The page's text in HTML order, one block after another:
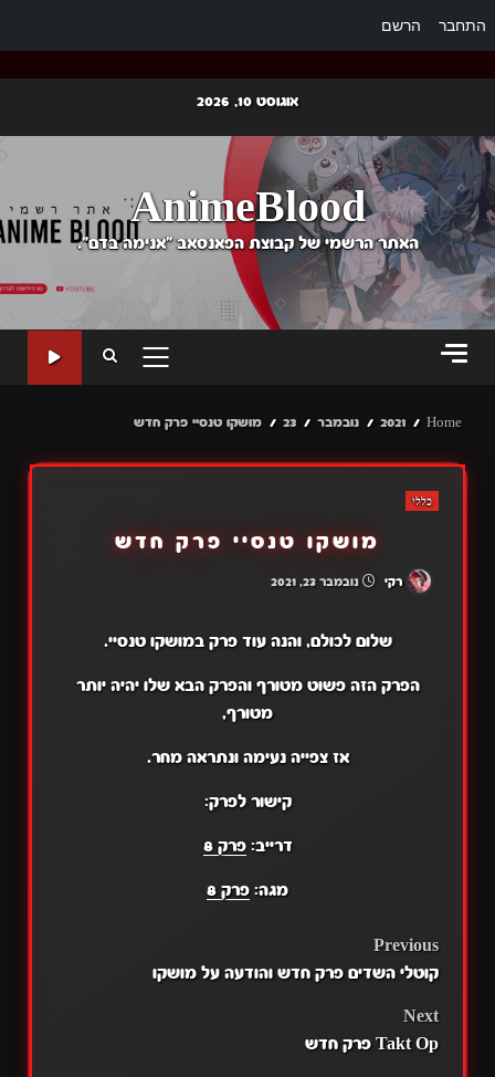
התחבר הרשם
content
אוגוסט 10, 2026
AnimeBlood
האתר הרשמי של קבוצת הפאנסאב "אנימה בדם".
PRIMARY
Home
2021 נובמבר 23 מושקו טנסיי פרק חדש
כללי
מושקו טנסיי פרק חדש
רקי נובמבר 23, 2021
שלום לכולם, והנה עוד פרק במושקו טנסיי.
הפרק הזה פשוט מטורף והפרק הבא שלו יהיה יותר
מטורף,
אז צפייה נעימה ונתראה מחר.
קישור לפרק:
דרייב:פרק 8
מגה: פרק 8
POST
Previous
קוטלי השדים פרק חדש והודעה על מושקו
Next
Takt Op פרק חדש